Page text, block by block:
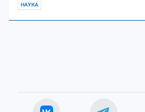
НАУКА